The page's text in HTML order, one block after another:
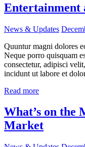
Entertainment
News & Updates
Quuntur magni dolores
Neque porro quisquam
consectetur, adipisci
incidunt ut labore et
Read more
What’s on the
Market